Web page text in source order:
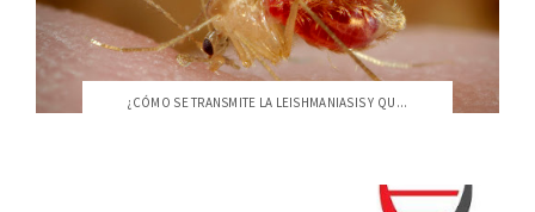
¿CÓMO SE TRANSMITE LA LEISHMANIASIS Y QU...